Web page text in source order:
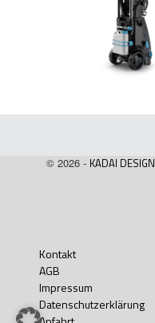
© 2026 - KADAI DESIGN
Kontakt
AGB
Impressum
Datenschutzerklärung